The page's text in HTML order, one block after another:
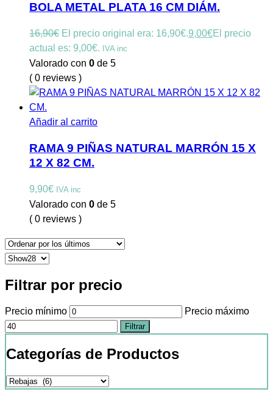
BOLA METAL PLATA 16 CM DIÁM.
16,90€ El precio original era: 16,90€.9,00€El precio
actual es: 9,00€. IVA inc
Valorado con 0 de 5
( 0 reviews )
Añadir al carrito
RAMA 9 PIÑAS NATURAL MARRÓN 15 X
12 X 82 CM.
9,90€ IVA inc
Valorado con 0 de 5
( 0 reviews )
Filtrar por precio
Precio mínimo Precio máximo
Filtrar
Categorías de Productos